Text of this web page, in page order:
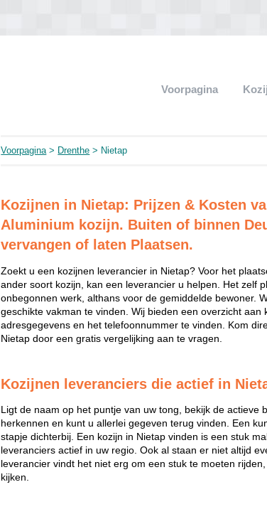
Voorpagina
Voorpagina> Drenthe > Nietap
Kozijnen in Nietap: Prijzen & Kosten
Aluminium kozijn. Buiten of binnen
vervangen of laten Plaatsen.
Zoekt u een kozijnen leverancier in Nietap? Voor het
ander soort kozijn, kan een leverancier u helpen. Het zelf
onbegonnen werk, althans voor de gemiddelde bewoner.
geschikte vakman te vinden. Wij bieden een overzicht aan
adresgegevens en het telefoonnummer te vinden. Kom
Nietap door een gratis vergelijking aan te vragen.
Kozijnen leveranciers die actief in
Ligt de naam op het puntje van uw tong, bekijk de actieve
herkennen en kunt u allerlei gegeven terug vinden. Een
stapje dichterbij. Een kozijn in Nietap vinden is een stuk
leveranciers actief in uw regio. Ook al staan er niet altijd
leverancier vindt het niet erg om een stuk te moeten
kijken.